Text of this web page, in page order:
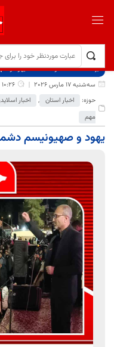
برگ نخست نوشته‌ها
یهود و
سه‌شنبه 17 مارس 2026
10:26 ب.ظ
حوزه:
اخبار استان , اخبار
مهم
یهود و صهیونیسم